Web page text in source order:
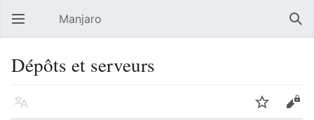
Open main menu Manjaro
Dépôts et serveurs
Language Watch Edit